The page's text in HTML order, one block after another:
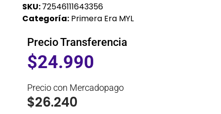
SKU:72546111643356
Categoría: Primera Era MYL
Precio Transferencia
$24.990
Precio con Mercadopago
$26.240